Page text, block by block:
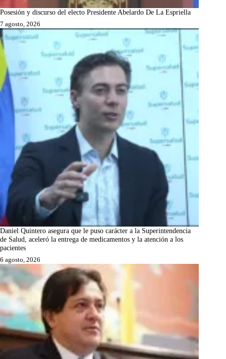
Posesión y discurso del electo Presidente Abelardo De La Espriella
7 agosto, 2026
Daniel Quintero asegura que le puso carácter a la Superintendencia
de Salud, aceleró la entrega de medicamentos y la atención a los
pacientes
6 agosto, 2026